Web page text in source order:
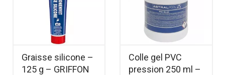
résistance à la pression pouvant atteindre 16 bars. Le
temps de séchage de 24 h garantit une prise optimale
avant mise en eau ou mise en pression du réseau.
pour une application propre, rapide et précise.
Graisse silicone –
125 g – GRIFFON
Colle gel PVC
pression 250 ml –